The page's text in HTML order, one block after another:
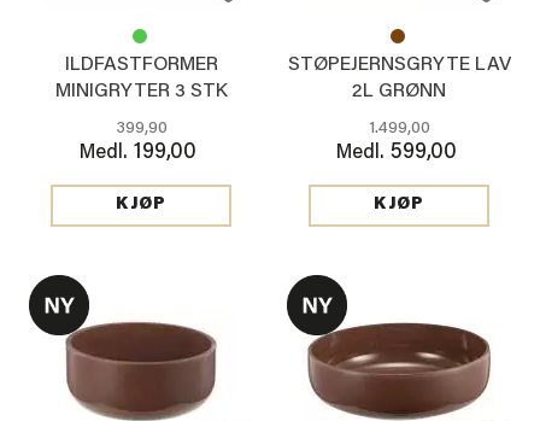
ILDFASTFORMER
MINIGRYTER 3 STK
BRUN
399,90
Medl. 199,00
KJØP
STØPEJERNSGRYTE LAV
2L GRØNN
1.499,00
Medl. 599,00
KJØP